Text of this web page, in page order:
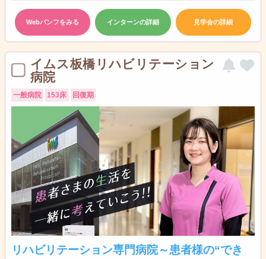
Webパンフをみる インターンの詳細 見学会の詳細
イムス板橋リハビリテーション
病院
一般病院 153床 回復期
リハビリテーション専門病院～患者様の“でき